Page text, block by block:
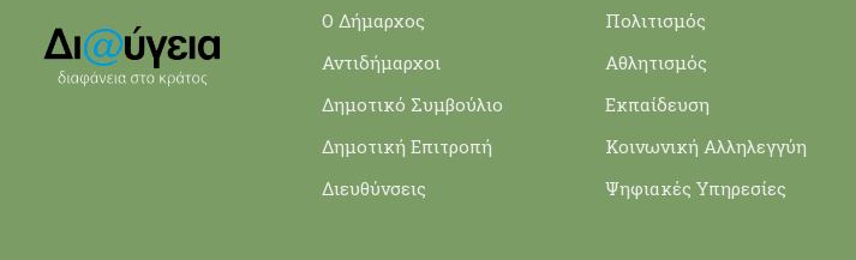
Ο Δήμαρχος
Αντιδήμαρχοι
Δημοτικό Συμβούλιο
Δημοτική Επιτροπή
Διευθύνσεις
Πολιτισμός
Αθλητισμός
Εκπαίδευση
Κοινωνική Αλληλεγγύη
Ψηφιακές Υπηρεσίες